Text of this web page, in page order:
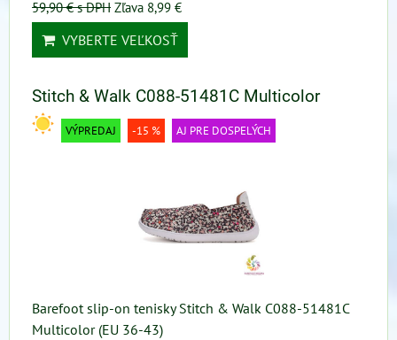
59,90 €s DPH Zľava 8,99 €
VYBERTE VEĽKOSŤ
Stitch & Walk C088-51481C Multicolor
VÝPREDAJ -15 % AJ PRE DOSPELÝCH
Barefoot slip-on tenisky Stitch & Walk C088-51481C
Multicolor (EU 36-43)